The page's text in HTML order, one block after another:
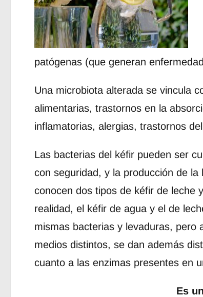
patógenas (que generan
Una microbiota alterada se vincula
alimentarias, trastornos en la
inflamatorias, alergias, trastornos
Las bacterias del kéfir pueden ser
con seguridad, y la producción de la
conocen dos tipos de kéfir de leche
realidad, el kéfir de agua y el de
mismas bacterias y levaduras, pero
medios distintos, se dan además
cuanto a las enzimas presentes en
Es